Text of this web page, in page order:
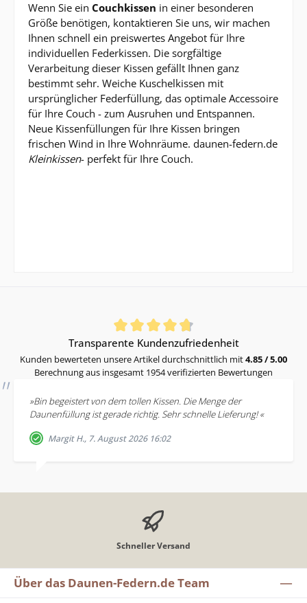
Wenn Sie ein Couchkissen in einer besonderen
Größe benötigen, kontaktieren Sie uns, wir machen
Ihnen schnell ein preiswertes Angebot für Ihre
individuellen Federkissen. Die sorgfältige
Verarbeitung dieser Kissen gefällt Ihnen ganz
bestimmt sehr. Weiche Kuschelkissen mit
ursprünglicher Federfüllung, das optimale Accessoire
für Ihre Couch - zum Ausruhen und Entspannen.
Neue Kissenfüllungen für Ihre Kissen bringen
frischen Wind in Ihre Wohnräume. daunen-federn.de
Kleinkissen- perfekt für Ihre Couch.
Durchschnittliche Bewertung von 4.85 von 5 Sternen
Transparente Kundenzufriedenheit
Kunden bewerteten unsere Artikel durchschnittlich mit4.85 / 5.00
Berechnung aus insgesamt 1954 verifizierten Bewertungen
»Bin begeistert von dem tollen Kissen. Die Menge der
Daunenfüllung ist gerade richtig. Sehr schnelle Lieferung! «
Margit H., 7. August 2026 16:02
Schneller Versand
Über das Daunen-Federn.de Team